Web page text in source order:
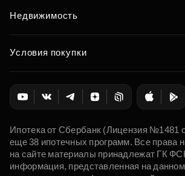
Недвижимость
Условия покупки
Ипотека от Сбербанк (Лицензия №1481
еще 38 ипотечных программ. Все права
на сайте материалы принадлежат ГК
информация, представленная на данном